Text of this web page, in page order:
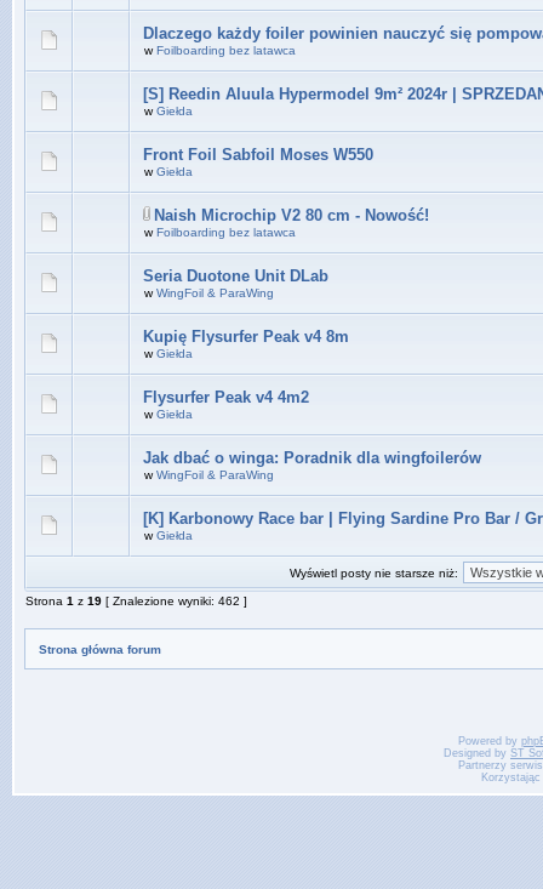
Dlaczego każdy foiler powinien nauczyć się
wFoilboarding bez latawca
[S] Reedin Aluula Hypermodel 9m² 2024r |
wGiełda
Front Foil Sabfoil Moses W550
wGiełda
Naish Microchip V2 80 cm - Nowość!
wFoilboarding bez latawca
Seria Duotone Unit DLab
wWingFoil & ParaWing
Kupię Flysurfer Peak v4 8m
wGiełda
Flysurfer Peak v4 4m2
wGiełda
Jak dbać o winga: Poradnik dla wingfoilerów
wWingFoil & ParaWing
[K] Karbonowy Race bar | Flying Sardine Pro Bar /
wGiełda
Wyświetl posty nie starsze niż:
Strona 1 z 19 [ Znalezione wyniki: 462 ]
Strona główna forum
Powered by
Designed by ST
Partnerzy